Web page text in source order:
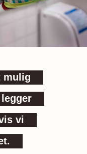
mulig
vi